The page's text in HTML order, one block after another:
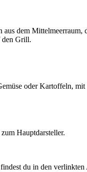
dem
den Grill.
oder Kartoffeln,
Hauptdarsteller.
findest du in den